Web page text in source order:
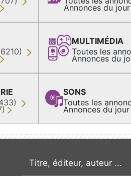
Annonces du jour
MULTIMÉDIA
Toutes les
Annonces du
SONS
Toutes les
Annonces du jour
recherche par mot clé